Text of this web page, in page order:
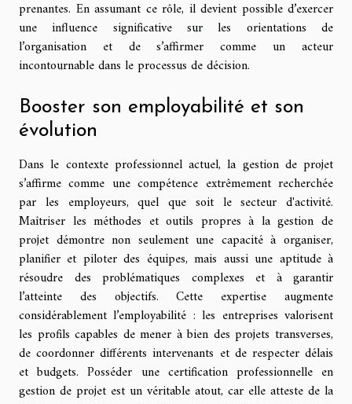
prenantes. En assumant ce rôle, il devient possible d’exercer
une influence significative sur les orientations de
l’organisation et de s’affirmer comme un acteur
incontournable dans le processus de décision.
Booster son employabilité et son
évolution
Dans le contexte professionnel actuel, la gestion de projet
s’affirme comme une compétence extrêmement recherchée
par les employeurs, quel que soit le secteur d'activité.
Maîtriser les méthodes et outils propres à la gestion de
projet démontre non seulement une capacité à organiser,
planifier et piloter des équipes, mais aussi une aptitude à
résoudre des problématiques complexes et à garantir
l’atteinte des objectifs. Cette expertise augmente
considérablement l’employabilité : les entreprises valorisent
les profils capables de mener à bien des projets transverses,
de coordonner différents intervenants et de respecter délais
et budgets. Posséder une certification professionnelle en
gestion de projet est un véritable atout, car elle atteste de la